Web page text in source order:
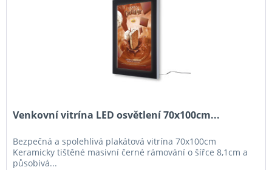
Venkovní vitrína LED osvětlení 70x100cm...
Bezpečná a spolehlivá plakátová vitrína 70x100cm
Keramicky tištěné masivní černé rámování o šířce 8,1cm a
působivá...